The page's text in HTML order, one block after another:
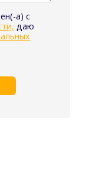
а) с
даю